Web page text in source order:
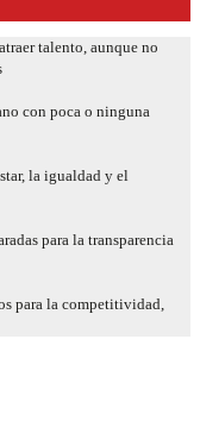
talento, aunque no
con poca o ninguna
la igualdad y el
para la transparencia
para la competitividad,